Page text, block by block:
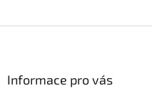
Informace pro vás